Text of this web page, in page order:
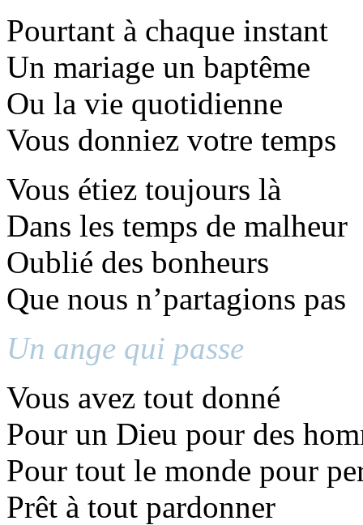
Pourtant à chaque instant
Un mariage un baptême
Ou la vie quotidienne
Vous donniez votre temps
Vous étiez toujours là
Dans les temps de malheur
Oublié des bonheurs
Que nous n’partagions pas
Un ange qui passe
Vous avez tout donné
Pour un Dieu pour des
Pour tout le monde pour
Prêt à tout pardonner